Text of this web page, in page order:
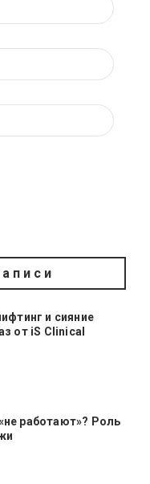
и сияние
от iS Clinical
работают»? Роль